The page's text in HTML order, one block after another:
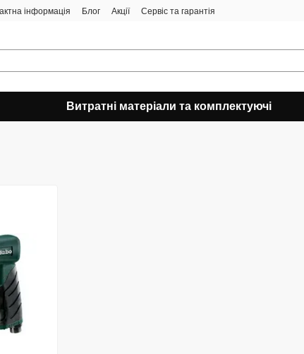
інформація Блог Акції Сервіс та гарантія
Витратні матеріали та комплектуючі